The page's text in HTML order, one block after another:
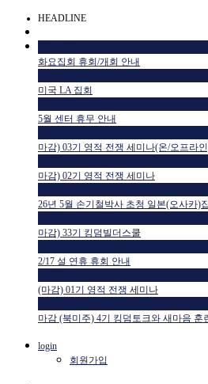
HEADLINE
화요집회 휴회/개회 안내
미국 LA 집회
5월 센터 휴무 안내
마감) 03기 영적 전쟁 세미나(온/오프라
마감) 02기 영적 전쟁 세미나
26년 5월 손기철박사 초청 일본(오사카)
마감) 33기 킹덤빌더스쿨
2/17 설 연휴 휴회 안내
(마감) 01기 영적 전쟁 세미나
마감 (북미주) 4기 킹덤토크와 새마음 훈
login
회원가입